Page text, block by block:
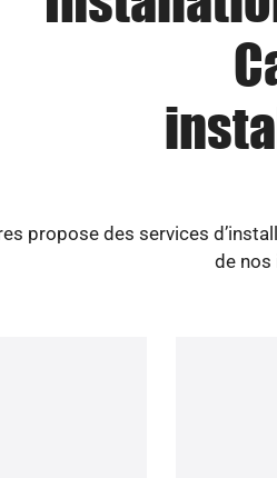
propose des services
de nos